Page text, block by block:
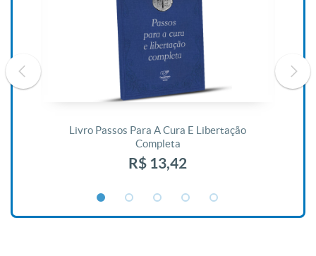
Livro Passos Para A Cura E Libertação
Completa
R$ 13,42